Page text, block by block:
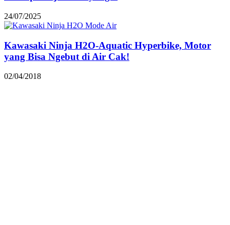
24/07/2025
Kawasaki Ninja H2O-Aquatic Hyperbike, Motor
yang Bisa Ngebut di Air Cak!
02/04/2018